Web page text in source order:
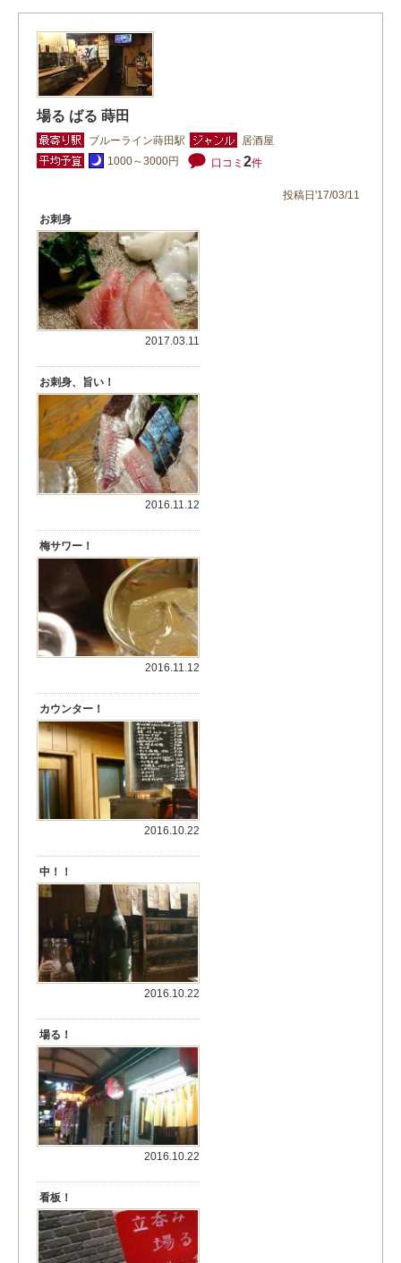
場る ばる 蒔田
ブルーライン蒔田駅
居酒屋
1000～3000円
口コミ 2件
投稿日'17/03/11
お刺身
2017.03.11
お刺身、旨い！
2016.11.12
梅サワー！
2016.11.12
カウンター！
2016.10.22
中！！
2016.10.22
場る！
2016.10.22
看板！